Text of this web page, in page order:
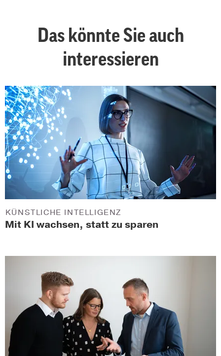
Das könnte Sie auch
interessieren
Mit KI wachsen, statt zu sparen
KÜNSTLICHE INTELLIGENZ